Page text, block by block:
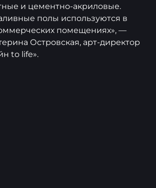
и цементно-акриловые.
полы используются в
помещениях», —
Островская, арт-директор
to life».